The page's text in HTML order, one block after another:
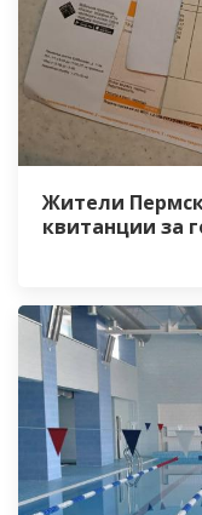
Жители
квитанции за